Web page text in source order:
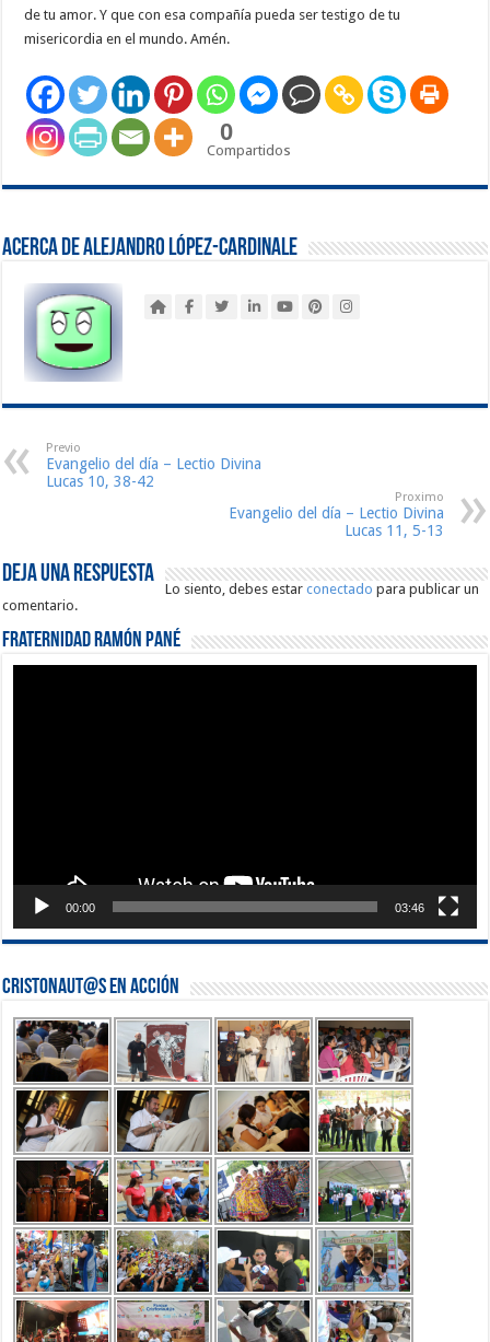
de tu amor. Y que con esa compañía pueda ser testigo de tu
misericordia en el mundo. Amén.
0
Compartidos
Acerca de Alejandro López-Cardinale
Previo
Evangelio del día – Lectio Divina
Lucas 10, 38-42
Proximo
Evangelio del día – Lectio Divina
Lucas 11, 5-13
Deja una respuesta
Lo siento, debes estarconectado para publicar un
comentario.
Fraternidad Ramón Pané
00:00 03:46
Cristonaut@s en Acción